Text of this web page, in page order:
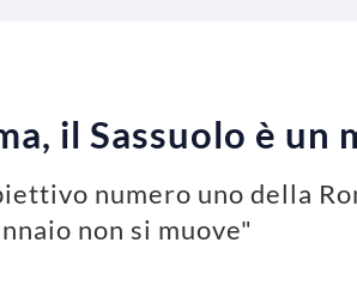
il Sassuolo è un
numero uno della
non si muove"